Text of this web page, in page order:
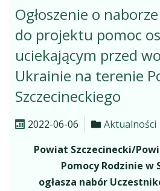
Ogłoszenie o
do projektu pomoc
uciekającym przed
Ukrainie na terenie
Szczecineckiego
2022-06-06
Aktualności
Powiat Szczecinecki/
Pomocy Rodzinie w
ogłasza nabór